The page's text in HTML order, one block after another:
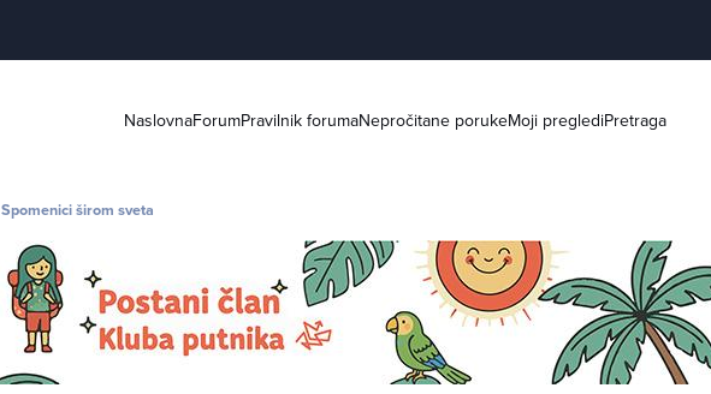
NaslovnaForumPravilnik forumaNepročitane porukeMoji preglediPretraga
Spomenici širom sveta